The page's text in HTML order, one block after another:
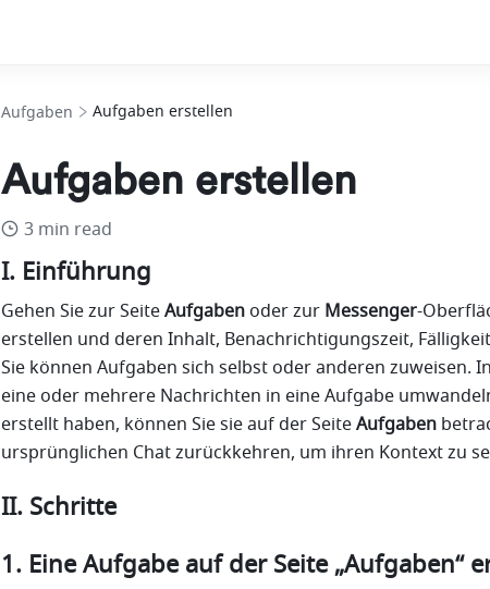
Aufgaben Aufgaben erstellen
Aufgaben erstellen
3 min read
I. Einführung
Gehen Sie zur Seite Aufgaben oder zur Messenger-
erstellen und deren Inhalt, Benachrichtigungszeit,
Sie können Aufgaben sich selbst oder anderen zuweisen.
eine oder mehrere Nachrichten in eine Aufgabe
erstellt haben, können Sie sie auf der Seite Aufgaben
ursprünglichen Chat zurückkehren, um ihren Kontext zu
II. Schritte
Eine Aufgabe auf der Seite „Aufgaben“